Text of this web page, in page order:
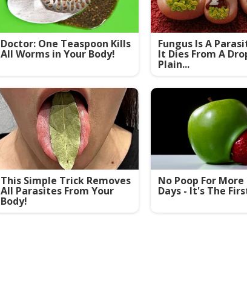
Doctor: One Teaspoon Kills
All Worms in Your Body!
Fungus Is A
It Dies From A
Plain...
This Simple Trick Removes
All Parasites From Your
Body!
No Poop For More
Days - It's The